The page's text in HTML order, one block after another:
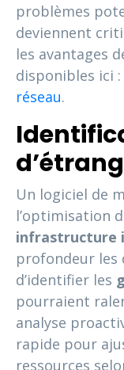
problèmes
deviennent
les avantages
disponibles ici :
réseau.
Un logiciel de
l’optimisation
infrastructure
profondeur les
d’identifier les
pourraient
analyse
rapide pour
ressources